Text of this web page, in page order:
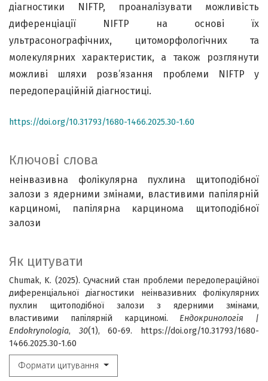
Ключові слова
неінвазивна фолікулярна пухлина щитоподібної
залози з ядерними змінами
властивими папілярній
карциномі
папілярна карцинома щитоподібної
залози
Як цитувати
Chumak, K. (2025). Сучасний стан проблеми передопераційної
диференціальної діагностики неінвазивних фолікулярних
пухлин щитоподібної залози з ядерними змінами,
властивими папілярній карциномі. Ендокринологія |
Endokrynologia, 30(1), 60-69. https://doi.org/10.31793/1680-
1466.2025.30-1.60
Формати цитування
діагностики NIFTP, проаналізувати можливість
диференціації NIFTP на основі їх
ультрасонографічних, цитоморфологічних та
молекулярних характеристик, а також розглянути
можливі шляхи розв’язання проблеми NIFTP у
передопераційній діагностиці.
https://doi.org/10.31793/1680-1466.2025.30-1.60